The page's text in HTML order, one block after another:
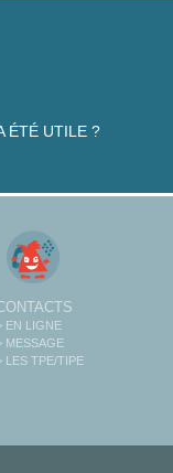
ÉTÉ UTILE ?
EN LIGNE
MESSAGE
LES TPE/TIPE